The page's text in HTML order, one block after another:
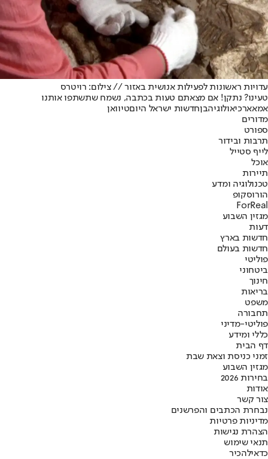
עדויות ראשונות לפעילות אנושית באזור // צילום: רויטרס
טעינו? נתקן! אם מצאתם טעות בכתבה, נשמח שתשתפו אותנו
אמאארכיאולוגיהבןחדשות ישראל היוםטיוואן
מדורים
ספורט
תרבות ובידור
לייף סטייל
אוכל
תיירות
טכנולוגיה ומדע
הורוסקופ
ForReal
מגזין השבוע
דעות
חדשות בארץ
חדשות בעולם
פוליטי
ביטחוני
חינוך
בריאות
משפט
תחבורה
פוליטי-מדיני
כללי ומידע
דף הבית
זמני כניסת וצאת שבת
מגזין השבוע
בחירות 2026
אודות
צור קשר
נבחרת הכתבים והפרשנים
מדיניות פרטיות
הצהרת נגישות
תנאי שימוש
כדאילהכיר